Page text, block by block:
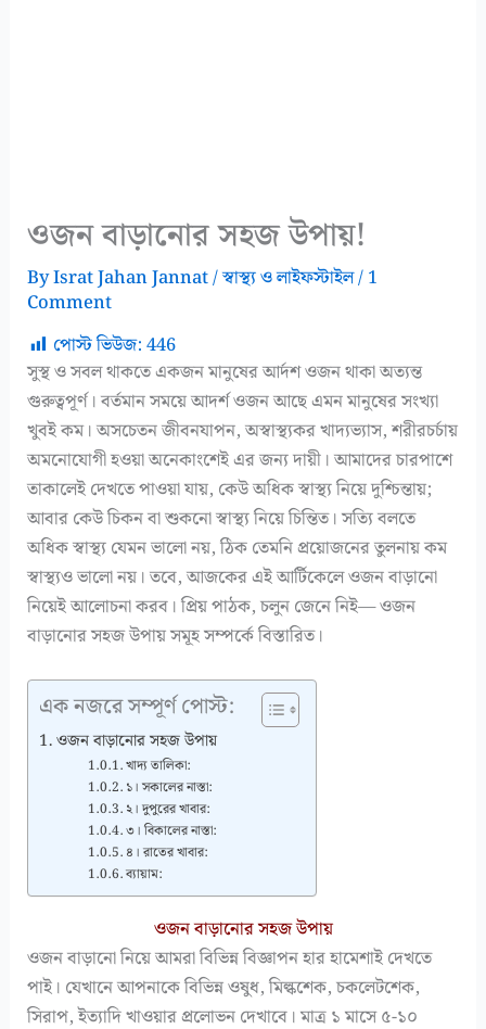
ওজন বাড়ানোর সহজ উপায়!
ByIsrat Jahan Jannat/স্বাস্থ্য ও লাইফস্টাইল/1
Comment
পোস্ট ভিউজ: 446
সুস্থ ও সবল থাকতে একজন মানুষের আর্দশ ওজন থাকা অত্যন্ত
গুরুত্বপূর্ণ। বর্তমান সময়ে আদর্শ ওজন আছে এমন মানুষের সংখ্যা
খুবই কম। অসচেতন জীবনযাপন, অস্বাস্থ্যকর খাদ্যভ্যাস, শরীরচর্চায়
অমনোযোগী হওয়া অনেকাংশেই এর জন্য দায়ী। আমাদের চারপাশে
তাকালেই দেখতে পাওয়া যায়, কেউ অধিক স্বাস্থ্য নিয়ে দুশ্চিন্তায়;
আবার কেউ চিকন বা শুকনো স্বাস্থ্য নিয়ে চিন্তিত। সত্যি বলতে
অধিক স্বাস্থ্য যেমন ভালো নয়, ঠিক তেমনি প্রয়োজনের তুলনায় কম
স্বাস্থ্যও ভালো নয়। তবে, আজকের এই আর্টিকেলে ওজন বাড়ানো
নিয়েই আলোচনা করব। প্রিয় পাঠক, চলুন জেনে নিই— ওজন
বাড়ানোর সহজ উপায় সমূহ সম্পর্কে বিস্তারিত।
এক নজরে সম্পূর্ণ পোস্ট:
ওজন বাড়ানোর সহজ উপায়
খাদ্য তালিকা:
১। সকালের নাস্তা:
২। দুপুরের খাবার:
৩। বিকালের নাস্তা:
৪। রাতের খাবার:
ব্যায়াম:
ওজন বাড়ানোর সহজ উপায়
ওজন বাড়ানো নিয়ে আমরা বিভিন্ন বিজ্ঞাপন হার হামেশাই দেখতে
পাই। যেখানে আপনাকে বিভিন্ন ওষুধ, মিল্কশেক, চকলেটশেক,
সিরাপ, ইত্যাদি খাওয়ার প্রলোভন দেখাবে। মাত্র ১ মাসে ৫-১০